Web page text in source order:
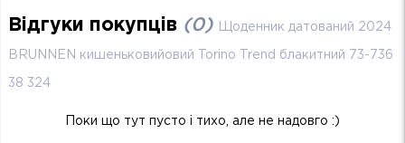
Відгуки покупців (0) Щоденник датований 2024
BRUNNEN кишеньковийовий Torino Trend блакитний 73-736
38 324
Поки що тут пусто і тихо, але не надовго :)